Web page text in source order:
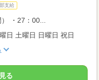
支給
・27：00...
日 土曜日 日曜日 祝日
る